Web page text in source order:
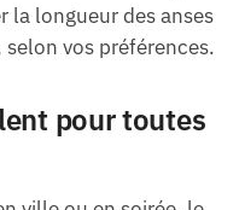
la longueur des anses
vos préférences.
pour toutes